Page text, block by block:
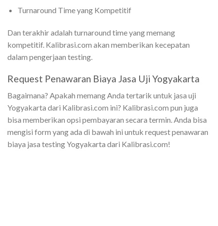
Turnaround Time yang Kompetitif
Dan terakhir adalah turnaround time yang memang
kompetitif. Kalibrasi.com akan memberikan kecepatan
dalam pengerjaan testing.
Request Penawaran Biaya Jasa Uji Yogyakarta
Bagaimana? Apakah memang Anda tertarik untuk jasa uji
Yogyakarta dari Kalibrasi.com ini? Kalibrasi.com pun juga
bisa memberikan opsi pembayaran secara termin.Anda bisa
mengisi form yang ada di bawah ini untuk request penawaran
biaya jasa testing Yogyakarta dari Kalibrasi.com!